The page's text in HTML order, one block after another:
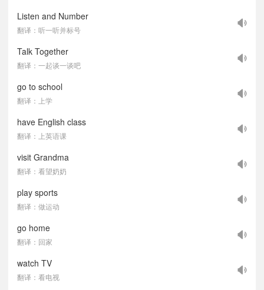
Listen and Number
翻译：听一听并标号
Talk Together
翻译：一起谈一谈吧
go to school
翻译：上学
have English class
翻译：上英语课
visit Grandma
翻译：看望奶奶
play sports
翻译：做运动
go home
翻译：回家
watch TV
翻译：看电视